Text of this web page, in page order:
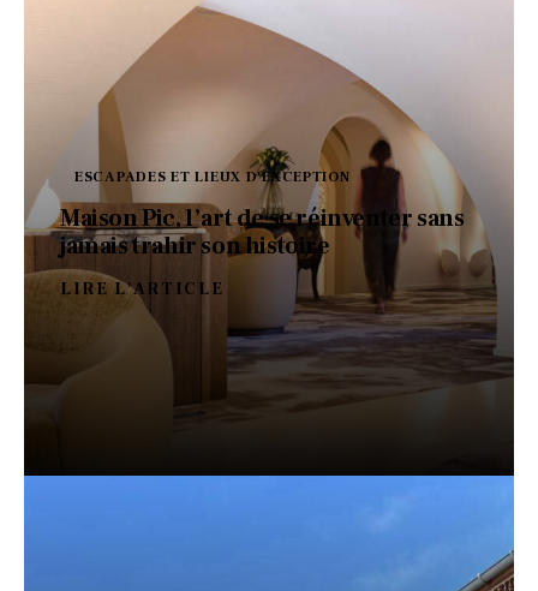
ESCAPADES ET LIEUX D'EXCEPTION
Maison Pic, l’art de se réinventer sans
jamais trahir son histoire
LIRE L'ARTICLE